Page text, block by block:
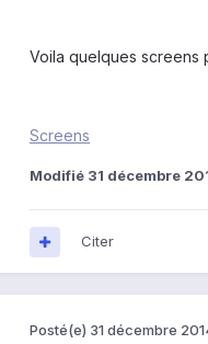
Voila quelques screens
Screens
Modifié 31 décembre
Citer
Posté(e) 31 décembre